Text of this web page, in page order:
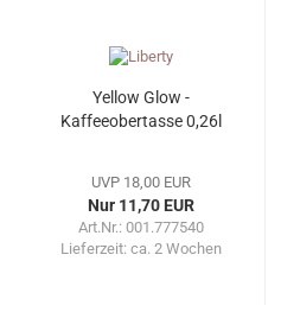
Yellow Glow -
Kaffeeobertasse 0,26l
UVP 18,00 EUR
Nur 11,70 EUR
Art.Nr.: 001.777540
Lieferzeit: ca. 2 Wochen